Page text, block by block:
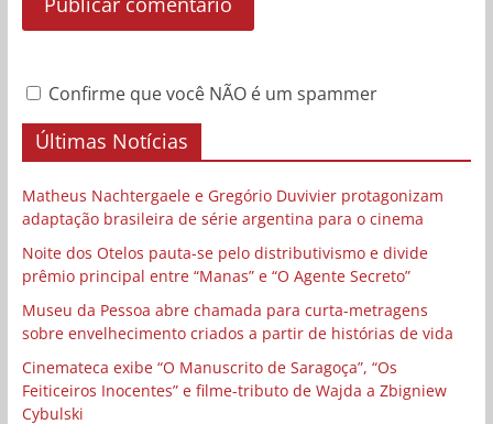
Confirme que você NÃO é um spammer
Últimas Notícias
Matheus Nachtergaele e Gregório Duvivier protagonizam
adaptação brasileira de série argentina para o cinema
Noite dos Otelos pauta-se pelo distributivismo e divide
prêmio principal entre “Manas” e “O Agente Secreto”
Museu da Pessoa abre chamada para curta-metragens
sobre envelhecimento criados a partir de histórias de vida
Cinemateca exibe “O Manuscrito de Saragoça”, “Os
Feiticeiros Inocentes” e filme-tributo de Wajda a Zbigniew
Cybulski